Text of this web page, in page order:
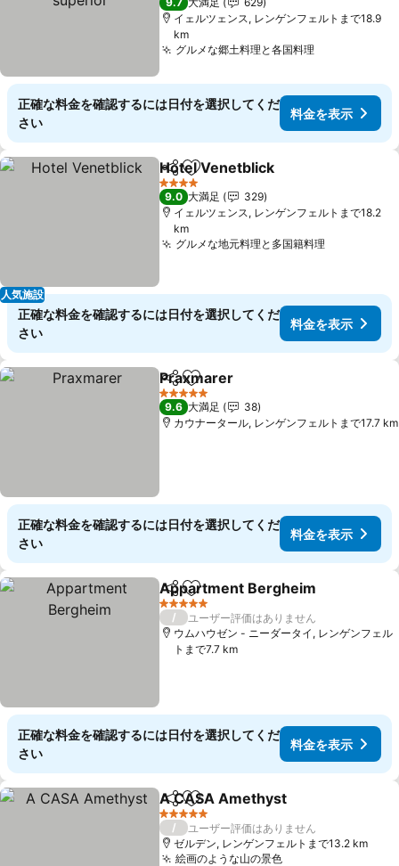
イェルツェンス, レンゲンフェルトまで18.9
km
グルメな郷土料理と各国料理
正確な料金を確認するには日付を選択してくだ
さい
料金を表示
人気施設
シェアお気に入りに追加
Hotel Venetblick
4 ホテルのランク
9.0 大満足
329
イェルツェンス, レンゲンフェルトまで18.2
km
グルメな地元料理と多国籍料理
正確な料金を確認するには日付を選択してくだ
さい
料金を表示
シェアお気に入りに追加
Praxmarer
5 ホテルのランク
9.6 大満足
38
カウナータール, レンゲンフェルトまで17.7 km
正確な料金を確認するには日付を選択してくだ
さい
料金を表示
シェアお気に入りに追加
Appartment Bergheim
5 ホテルのランク
/
ユーザー評価はありません
ウムハウゼン - ニーダータイ, レンゲンフェル
トまで7.7 km
正確な料金を確認するには日付を選択してくだ
さい
料金を表示
シェアお気に入りに追加
A CASA Amethyst
5 ホテルのランク
/
ユーザー評価はありません
ゼルデン, レンゲンフェルトまで13.2 km
絵画のような山の景色